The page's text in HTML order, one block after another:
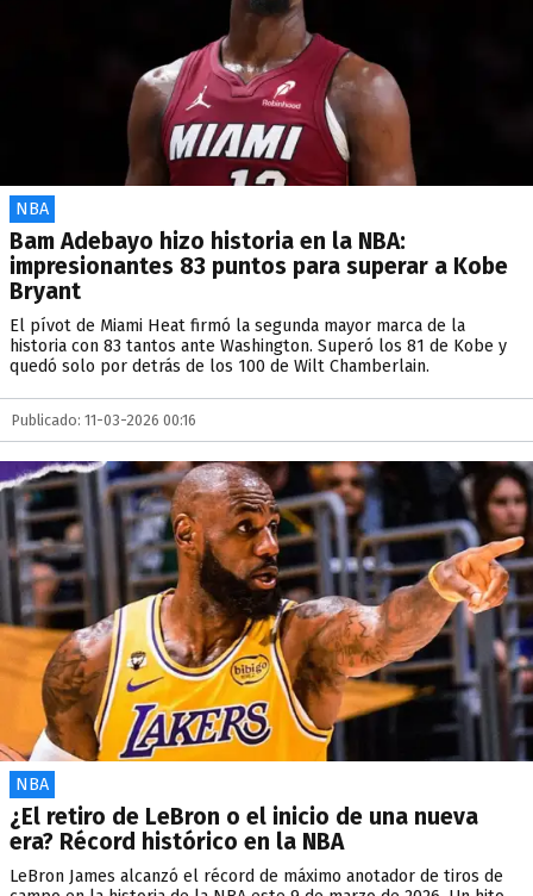
NBA
Bam Adebayo hizo historia en la NBA:
impresionantes 83 puntos para superar a Kobe
Bryant
El pívot de Miami Heat firmó la segunda mayor marca de la
historia con 83 tantos ante Washington. Superó los 81 de Kobe y
quedó solo por detrás de los 100 de Wilt Chamberlain.
Publicado: 11-03-2026 00:16
NBA
¿El retiro de LeBron o el inicio de una nueva
era? Récord histórico en la NBA
LeBron James alcanzó el récord de máximo anotador de tiros de